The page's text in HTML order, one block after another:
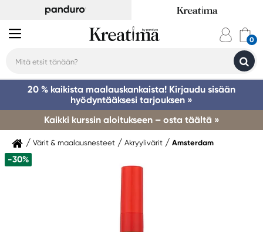
20 % kaikista maalauskankaista! Kirjaudu sisään
hyödyntääksesi tarjouksen »
Kaikki kurssin aloitukseen – osta täältä »
Värit & maalausnesteet Akryylivärit Amsterdam
-30%